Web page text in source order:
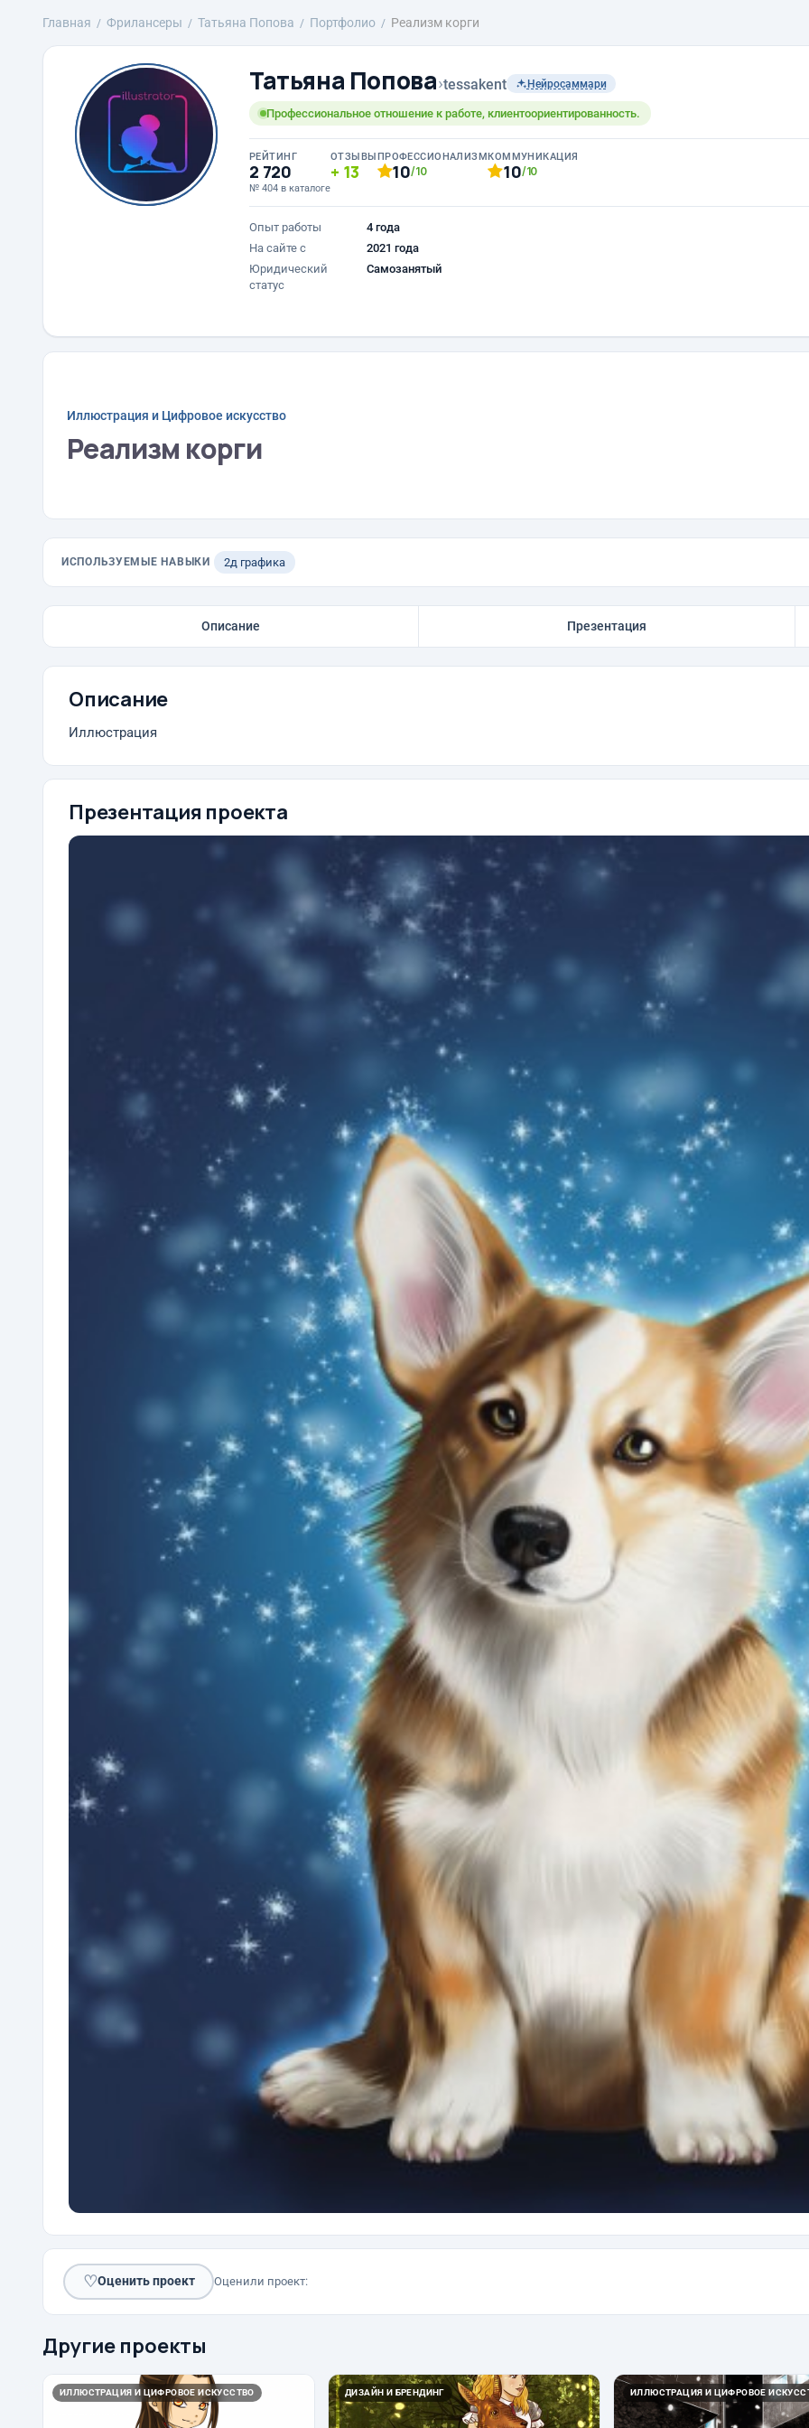
Главная Фрилансеры Татьяна Попова Портфолио Реализм корги
Татьяна Попова›tessakent Нейросаммари
Профессиональное отношение к работе, клиентоориентированность.
РЕЙТИНГ
2 720
№ 404 в каталоге
ОТЗЫВЫ
13
ПРОФЕССИОНАЛИЗМ
10/10
КОММУНИКАЦИЯ
10/10
Опыт работы
4 года
На сайте с
2021 года
Юридический
статус
Самозанятый
Иллюстрация и Цифровое искусство
Реализм корги
ИСПОЛЬЗУЕМЫЕ НАВЫКИ 2д графика
Описание Презентация
Описание
Иллюстрация
Презентация проекта
♡Оценить проект Оценили проект:
Другие проекты
ИЛЛЮСТРАЦИЯ И ЦИФРОВОЕ ИСКУССТВО ДИЗАЙН И БРЕНДИНГ ИЛЛЮСТРАЦИЯ И ЦИФРОВОЕ